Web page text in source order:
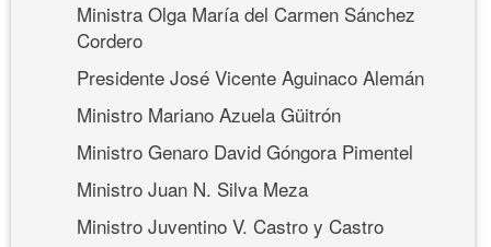
Ministra Olga María del Carmen Sánchez
Cordero
Presidente José Vicente Aguinaco Alemán
Ministro Mariano Azuela Güitrón
Ministro Genaro David Góngora Pimentel
Ministro Juan N. Silva Meza
Ministro Juventino V. Castro y Castro